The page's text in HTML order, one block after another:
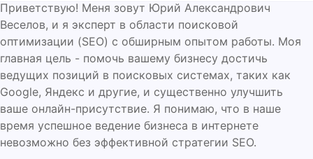
Приветствую! Меня зовут Юрий Александрович
Веселов, и я эксперт в области поисковой
оптимизации (SEO) с обширным опытом работы. Моя
главная цель - помочь вашему бизнесу достичь
ведущих позиций в поисковых системах, таких как
Google, Яндекс и другие, и существенно улучшить
ваше онлайн-присутствие. Я понимаю, что в наше
время успешное ведение бизнеса в интернете
невозможно без эффективной стратегии SEO.